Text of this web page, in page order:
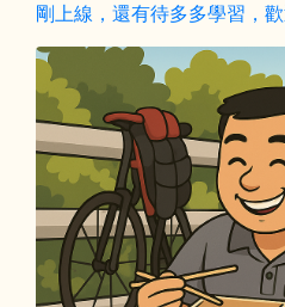
剛上線，還有待多多學習，歡